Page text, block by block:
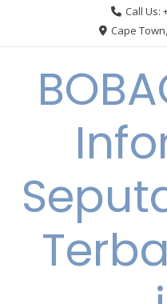
Call Us:
Cape